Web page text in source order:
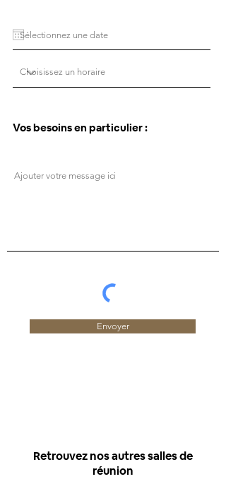
Envoyer
Vos besoins en particulier :
Retrouvez nos autres salles de
réunion